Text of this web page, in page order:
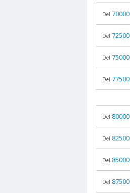
Del 70000
Del 72500
Del 75000
Del 77500
Del 80000
Del 82500
Del 85000
Del 87500